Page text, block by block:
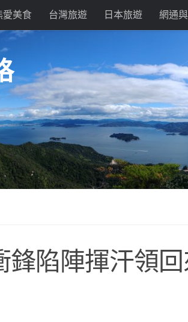
愛美食 台灣旅遊 日本旅遊 網通
鋒陷陣揮汗領